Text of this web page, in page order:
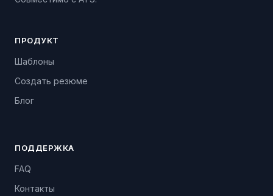
ПРОДУКТ
Шаблоны
Создать резюме
Блог
ПОДДЕРЖКА
FAQ
Контакты